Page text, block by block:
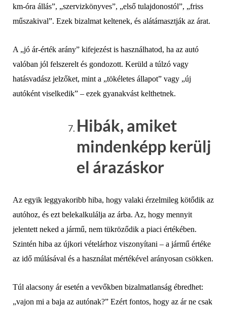
km-óra állás”, „szervizkönyves”, „első tulajdonostól”, „friss
műszakival”. Ezek bizalmat keltenek, és alátámasztják az árat.
A „jó ár-érték arány” kifejezést is használhatod, ha az autó
valóban jól felszerelt és gondozott. Kerüld a túlzó vagy
hatásvadász jelzőket, mint a „tökéletes állapot” vagy „új
autóként viselkedik” – ezek gyanakvást kelthetnek.
Hibák, amiket
mindenképp kerülj
el árazáskor
Az egyik leggyakoribb hiba, hogy valaki érzelmileg kötődik az
autóhoz, és ezt belekalkulálja az árba. Az, hogy mennyit
jelentett neked a jármű, nem tükröződik a piaci értékében.
Szintén hiba az újkori vételárhoz viszonyítani – a jármű értéke
az idő múlásával és a használat mértékével arányosan csökken.
Túl alacsony ár esetén a vevőkben bizalmatlanság ébredhet:
„vajon mi a baja az autónak?” Ezért fontos, hogy az ár ne csak